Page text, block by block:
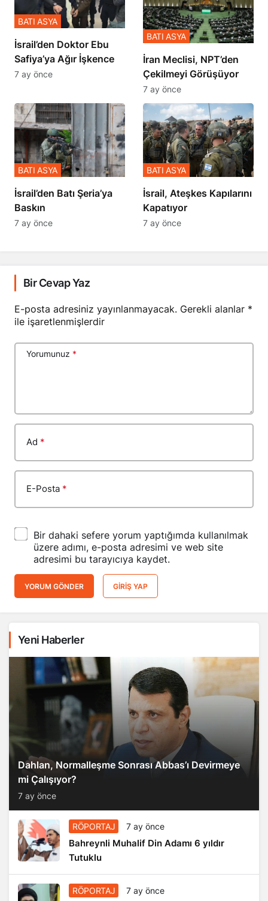
İsrail’den Doktor Ebu
Safiya’ya Ağır İşkence
BATI ASYA
7 ay önce
İran Meclisi, NPT’den
Çekilmeyi Görüşüyor
BATI ASYA
7 ay önce
​​​​​​​İsrail’den Batı Şeria’ya
Baskın
BATI ASYA
7 ay önce
İsrail, Ateşkes Kapılarını
Kapatıyor
BATI ASYA
7 ay önce
Bir Cevap Yaz
E-posta adresiniz yayınlanmayacak. Gerekli alanlar *
ile işaretlenmişlerdir
Yorumunuz *
Ad *
E-Posta *
Bir dahaki sefere yorum yaptığımda kullanılmak
üzere adımı, e-posta adresimi ve web site
adresimi bu tarayıcıya kaydet.
YORUM GÖNDER GIRIŞ YAP
Yeni Haberler
Dahlan, Normalleşme Sonrası Abbas’ı Devirmeye
mi Çalışıyor?
7 ay önce
RÖPORTAJ 7 ay önce
Bahreynli Muhalif Din Adamı 6 yıldır
Tutuklu
RÖPORTAJ 7 ay önce